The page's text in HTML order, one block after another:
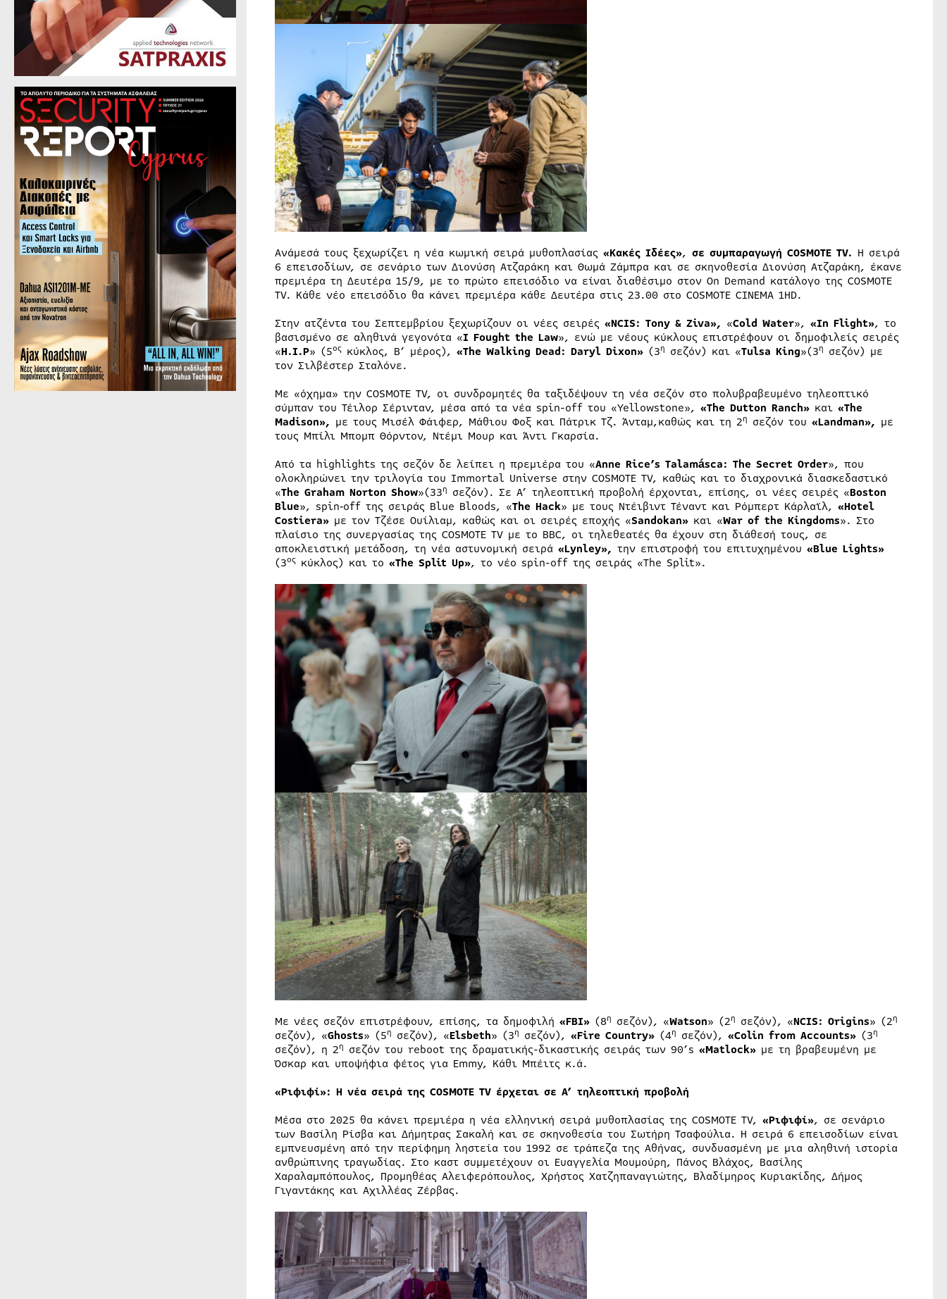
Ανάμεσά τους ξεχωρίζει η νέα κωμική σειρά μυθοπλασίας «Κακές Ιδέες», σε συμπαραγωγή COSMOTE TV. Η σειρά
6 επεισοδίων, σε σενάριο των Διονύση Ατζαράκη και Θωμά Ζάμπρα και σε σκηνοθεσία Διονύση Ατζαράκη, έκανε
πρεμιέρα τη Δευτέρα 15/9, με το πρώτο επεισόδιο να είναι διαθέσιμο στον On Demand κατάλογο της COSMOTE
TV. Κάθε νέο επεισόδιο θα κάνει πρεμιέρα κάθε Δευτέρα στις 23.00 στο COSMOTE CINEMA 1HD.
Στην ατζέντα του Σεπτεμβρίου ξεχωρίζουν οι νέες σειρές «NCIS: Tony & Ziva», «Cold Water», «In Flight», το
βασισμένο σε αληθινά γεγονότα «I Fought the Law», ενώ με νέους κύκλους επιστρέφουν οι δημοφιλείς σειρές
«H.I.P» (5οςκύκλος, Β’ μέρος), «The Walking Dead: Daryl Dixon» (3η σεζόν) και «Tulsa King»(3η σεζόν) με
τον Σιλβέστερ Σταλόνε.
Με «όχημα» την COSMOTE TV, oι συνδρομητές θα ταξιδέψουν τη νέα σεζόν στο πολυβραβευμένο τηλεοπτικό
σύμπαν του Τέιλορ Σέρινταν, μέσα από τα νέα spin-off του «Yellowstone», «The Dutton Ranch»και «The
Madison», με τους Μισέλ Φάιφερ, Μάθιου Φοξ και Πάτρικ Τζ. Άνταμ,καθώς και τη 2η σεζόν του «Landman», με
τους Μπίλι Μπομπ Θόρντον, Ντέμι Μουρ και Άντι Γκαρσία.
Από τα highlights της σεζόν δε λείπει η πρεμιέρα του «Anne Rice’s Talamásca: The Secret Order», που
ολοκληρώνει την τριλογία του Immortal Universe στην COSMOTE TV, καθώς και το διαχρονικά διασκεδαστικό
«The Graham Norton Show»(33η σεζόν). Σε Α’ τηλεοπτική προβολή έρχονται, επίσης, οι νέες σειρές «Boston
Blue», spin‑off της σειράς Blue Bloods, «The Hack» με τους Ντέιβιντ Τέναντ και Ρόμπερτ Κάρλαϊλ, «Hotel
Costiera» με τον Τζέσε Ουίλιαμ, καθώς και οι σειρές εποχής «Sandokan» και «War of the Kingdoms». Στο
πλαίσιο της συνεργασίας της COSMOTE TV με το BBC, οι τηλεθεατές θα έχουν στη διάθεσή τους, σε
αποκλειστική μετάδοση, τη νέα αστυνομική σειρά «Lynley», την επιστροφή του επιτυχημένου «Blue Lights»
(3οςκύκλος) και το «The Split Up», το νέο spin-off της σειράς «The Split».
Με νέες σεζόν επιστρέφουν, επίσης, τα δημοφιλή «FBI»(8η σεζόν), «Watson» (2η σεζόν), «NCIS: Origins» (2η
σεζόν), «Ghosts» (5η σεζόν), «Elsbeth» (3η σεζόν), «Fire Country»(4η σεζόν), «Colin from Accounts»(3η
σεζόν), η 2η σεζόν του reboot της δραματικής-δικαστικής σειράς των 90’s «Matlock»με τη βραβευμένη με
Όσκαρ και υποψήφια φέτος για Εmmy, Κάθι Μπέιτς κ.ά.
«Ριφιφί»: Η νέα σειρά της COSMOTE TV έρχεται σε Α’ τηλεοπτική προβολή
Μέσα στο 2025 θα κάνει πρεμιέρα η νέα ελληνική σειρά μυθοπλασίας της COSMOTE TV, «Ριφιφί», σε σενάριο
των Βασίλη Ρίσβα και Δήμητρας Σακαλή και σε σκηνοθεσία του Σωτήρη Τσαφούλια. Η σειρά 6 επεισοδίων είναι
εμπνευσμένη από την περίφημη ληστεία του 1992 σε τράπεζα της Αθήνας, συνδυασμένη με μια αληθινή ιστορία
ανθρώπινης τραγωδίας. Στο καστ συμμετέχουν οι Ευαγγελία Μουμούρη, Πάνος Βλάχος, Βασίλης
Χαραλαμπόπουλος, Προμηθέας Αλειφερόπουλος, Χρήστος Χατζηπαναγιώτης, Βλαδίμηρος Κυριακίδης, Δήμος
Γιγαντάκης και Αχιλλέας Ζέρβας.